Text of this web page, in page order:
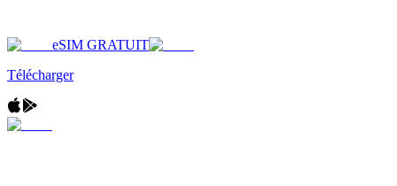
eSIM GRATUIT
Télécharger